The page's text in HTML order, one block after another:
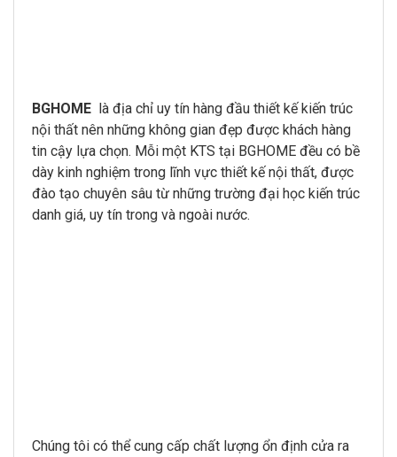
BGHOME là địa chỉ uy tín hàng đầu thiết kế kiến trúc
nội thất nên những không gian đẹp được khách hàng
tin cậy lựa chọn. Mỗi một KTS tại BGHOME đều có bề
dày kinh nghiệm trong lĩnh vực thiết kế nội thất, được
đào tạo chuyên sâu từ những trường đại học kiến trúc
danh giá, uy tín trong và ngoài nước.
Chúng tôi có thể cung cấp chất lượng ổn định cửa ra